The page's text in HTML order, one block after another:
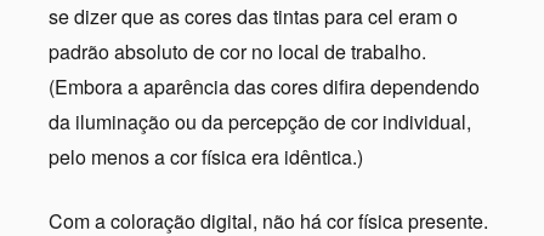
se dizer que as cores das tintas para cel eram o
padrão absoluto de cor no local de trabalho.
(Embora a aparência das cores difira dependendo
da iluminação ou da percepção de cor individual,
pelo menos a cor física era idêntica.)
Com a coloração digital, não há cor física presente.